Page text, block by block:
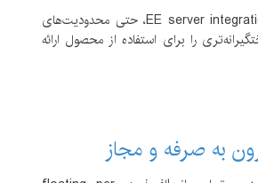
ویزارد EE server integration، حتی محدودیت‌های
را برای استفاده از محصول ارائه
به صرفه و مجاز